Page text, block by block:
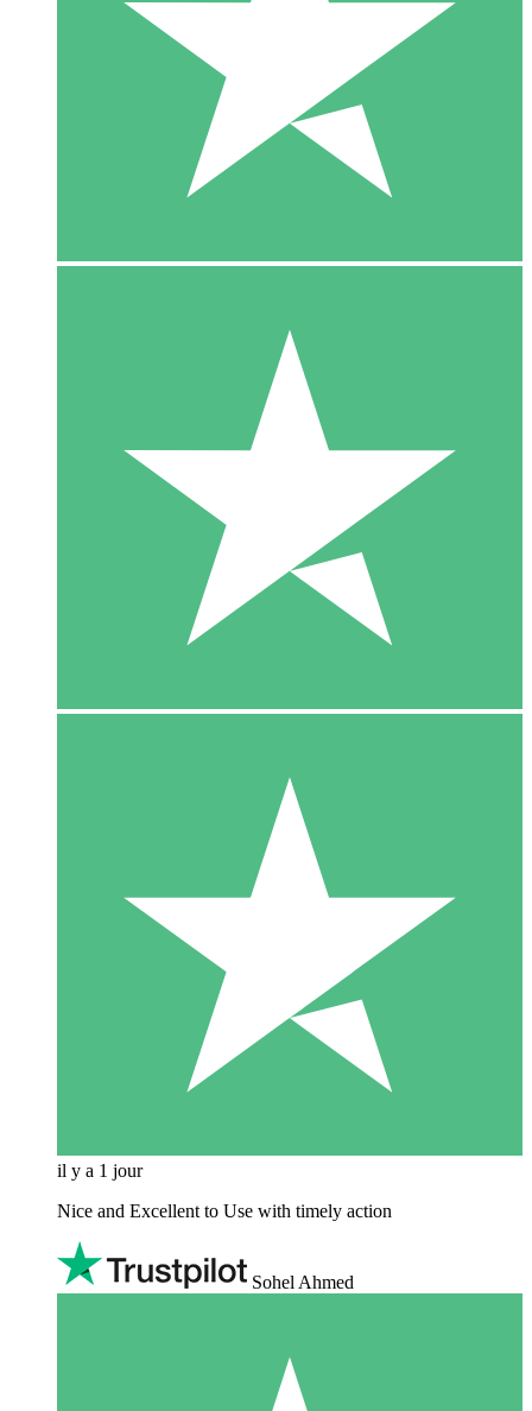
il y a 1 jour
Nice and Excellent to Use with timely action
Sohel Ahmed